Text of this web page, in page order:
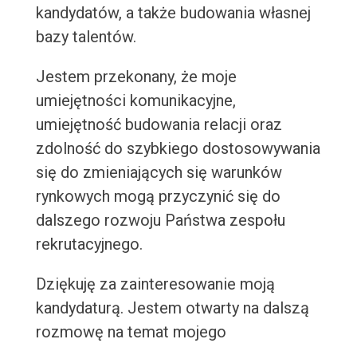
kandydatów, a także budowania własnej
bazy talentów.
Jestem przekonany, że moje
umiejętności komunikacyjne,
umiejętność budowania relacji oraz
zdolność do szybkiego dostosowywania
się do zmieniających się warunków
rynkowych mogą przyczynić się do
dalszego rozwoju Państwa zespołu
rekrutacyjnego.
Dziękuję za zainteresowanie moją
kandydaturą. Jestem otwarty na dalszą
rozmowę na temat mojego